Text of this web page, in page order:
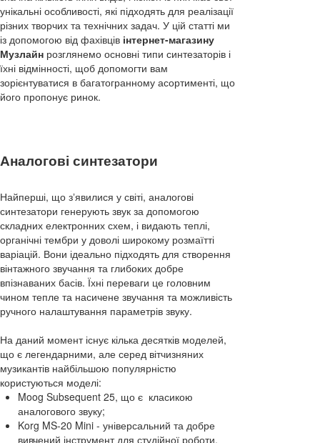
унікальні особливості, які підходять для реалізації
різних творчих та технічних задач. У цій статті ми
із допомогою від фахівців інтернет-магазину
Музлайн розглянемо основні типи синтезаторів і
їхні відмінності, щоб допомогти вам
зорієнтуватися в багатогранному асортименті, що
його пропонує ринок.
Аналогові синтезатори
Найперші, що зʼявилися у світі, аналогові
синтезатори генерують звук за допомогою
складних електронних схем, і видають теплі,
органічні тембри у доволі широкому розмаїтті
варіацій. Вони ідеально підходять для створення
вінтажного звучання та глибоких добре
впізнаваних басів. Їхні переваги це головним
чином тепле та насичене звучання та можливість
ручного налаштування параметрів звуку.
На даний момент існує кілька десятків моделей,
що є легендарними, але серед вітчизняних
музикантів найбільшою популярністю
користуються моделі:
Moog Subsequent 25, що є класикою
аналогового звуку;
Korg MS-20 Mini - універсальний та добре
вивчений інструмент для студійної роботи.